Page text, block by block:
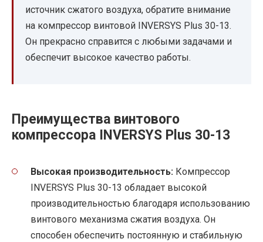
источник сжатого воздуха, обратите внимание
на компрессор винтовой INVERSYS Plus 30-13.
Он прекрасно справится с любыми задачами и
обеспечит высокое качество работы.
Преимущества винтового
компрессора INVERSYS Plus 30-13
Высокая производительность: Компрессор
INVERSYS Plus 30-13 обладает высокой
производительностью благодаря использованию
винтового механизма сжатия воздуха. Он
способен обеспечить постоянную и стабильную